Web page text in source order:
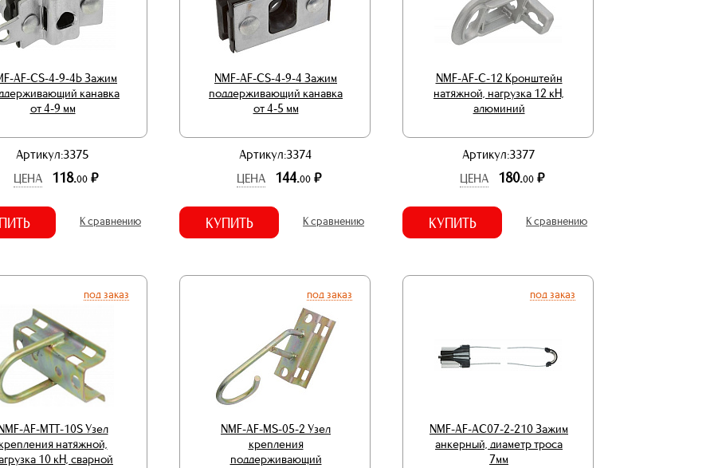
AF-CS-4-9-4b Зажим
канавка
от 4-9 мм
Артикул:3375
ЦЕНА
118.00 р.
К сравнению
NMF-AF-CS-4-9-4 Зажим
поддерживающий канавка
от 4-5 мм
Артикул:3374
ЦЕНА
144.00 р.
КУПИТЬ К сравнению
NMF-AF-C-12 Кронштейн
натяжной, нагрузка 12 кН,
алюминий
Артикул:3377
ЦЕНА
180.00 р.
КУПИТЬ К сравнению
под заказ
AF-MTT-10S Узел
крепления натяжной,
10 кН, сварной
под заказ
NMF-AF-MS-05-2 Узел
крепления
поддерживающий
под заказ
NMF-AF-AC07-2-210 Зажим
анкерный, диаметр троса
7мм